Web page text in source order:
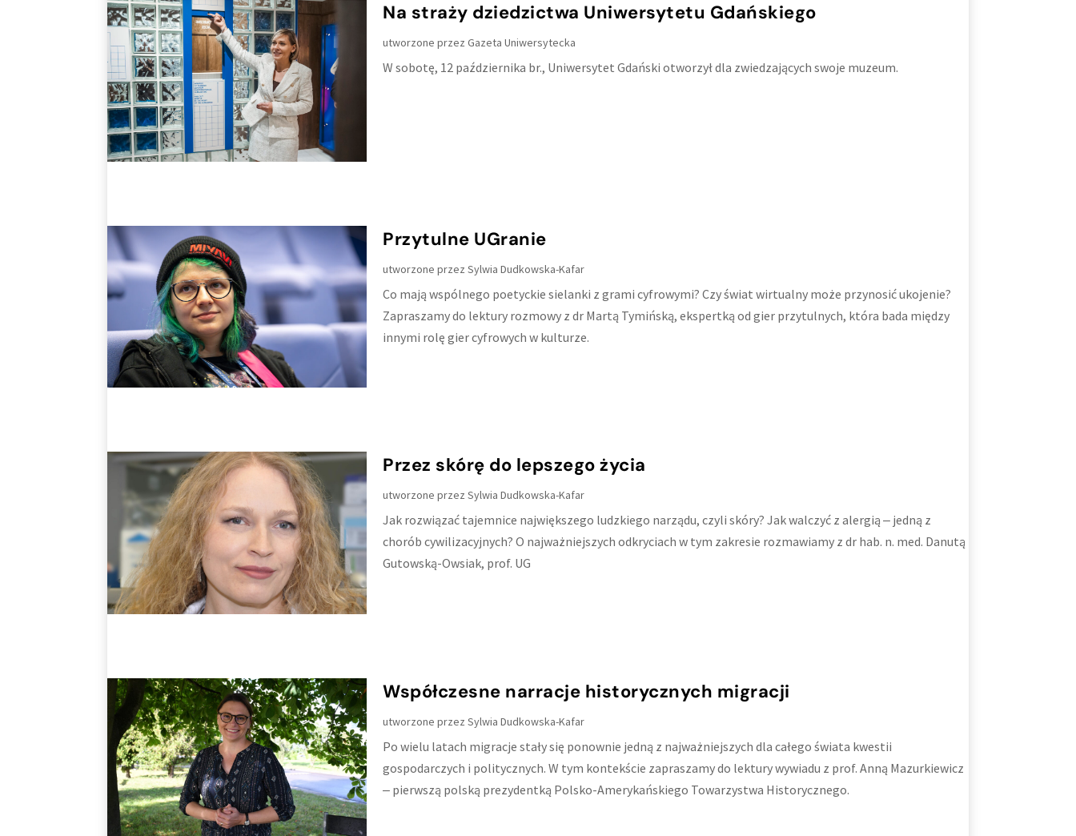
Na straży dziedzictwa Uniwersytetu Gdańskiego
utworzone przezGazeta Uniwersytecka
W sobotę, 12 października br., Uniwersytet Gdański otworzył dla zwiedzających swoje muzeum.
Przytulne UGranie
utworzone przezSylwia Dudkowska-Kafar
Co mają wspólnego poetyckie sielanki z grami cyfrowymi? Czy świat wirtualny może przynosić ukojenie?
Zapraszamy do lektury rozmowy z dr Martą Tymińską, ekspertką od gier przytulnych, która bada między
innymi rolę gier cyfrowych w kulturze.
Przez skórę do lepszego życia
utworzone przezSylwia Dudkowska-Kafar
Jak rozwiązać tajemnice największego ludzkiego narządu, czyli skóry? Jak walczyć z alergią ‒ jedną z
chorób cywilizacyjnych? O najważniejszych odkryciach w tym zakresie rozmawiamy z dr hab. n. med. Danutą
Gutowską-Owsiak, prof. UG
Współczesne narracje historycznych migracji
utworzone przezSylwia Dudkowska-Kafar
Po wielu latach migracje stały się ponownie jedną z najważniejszych dla całego świata kwestii
gospodarczych i politycznych. W tym kontekście zapraszamy do lektury wywiadu z prof. Anną Mazurkiewicz
‒ pierwszą polską prezydentką Polsko-Amerykańskiego Towarzystwa Historycznego.